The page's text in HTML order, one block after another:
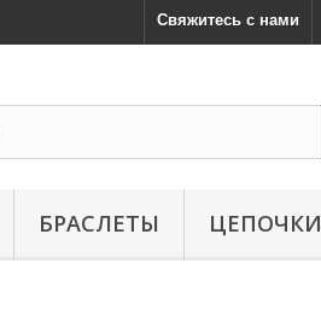
Свяжитесь с нами
БРАСЛЕТЫ ЦЕПОЧКИ